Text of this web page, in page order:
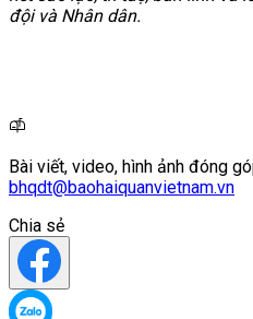
đội và Nhân dân.
Bài viết, video, hình ảnh đóng
bhqdt@baohaiquanvietnam.vn
Chia sẻ